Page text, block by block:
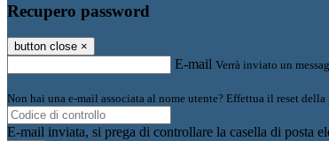
Recupero password
button close ×
E-mail Verrà inviato un
Non hai una e-mail associata al nome utente? Effettua il reset della
E-mail inviata, si prega di controllare la casella di posta